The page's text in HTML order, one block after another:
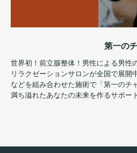
第一の
世界初！前立腺整体！男性による男性
リラクゼーションサロンが全国で展開
などを組み合わせた施術で「第一のチ
満ち溢れたあなたの未来を作るサポー